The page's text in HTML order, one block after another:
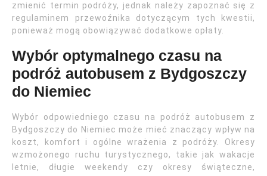
zmienić termin podróży, jednak należy zapoznać się z
regulaminem przewoźnika dotyczącym tych kwestii,
ponieważ mogą obowiązywać dodatkowe opłaty.
Wybór optymalnego czasu na
podróż autobusem z Bydgoszczy
do Niemiec
Wybór odpowiedniego czasu na podróż autobusem z
Bydgoszczy do Niemiec może mieć znaczący wpływ na
koszt, komfort i ogólne wrażenia z podróży. Okresy
wzmożonego ruchu turystycznego, takie jak wakacje
letnie, długie weekendy czy okresy świąteczne,